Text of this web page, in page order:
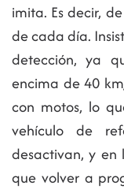
imita. Es decir,
de cada día.
detección, ya
encima de 40
con motos, lo
vehículo de
desactivan, y
que volver a